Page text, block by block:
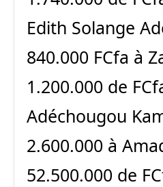
Edith Solange
840.000 FCfa à
1.200.000 de
Adéchougou
2.600.000 à
52.500.000 de